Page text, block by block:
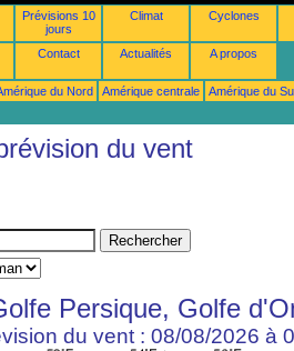
Prévisions 10
jours
Climat Cyclones
Contact Actualités A propos
du Nord Amérique centrale
Amérique du
du vent
Persique, Golfe
du vent : 08/08/2026 à